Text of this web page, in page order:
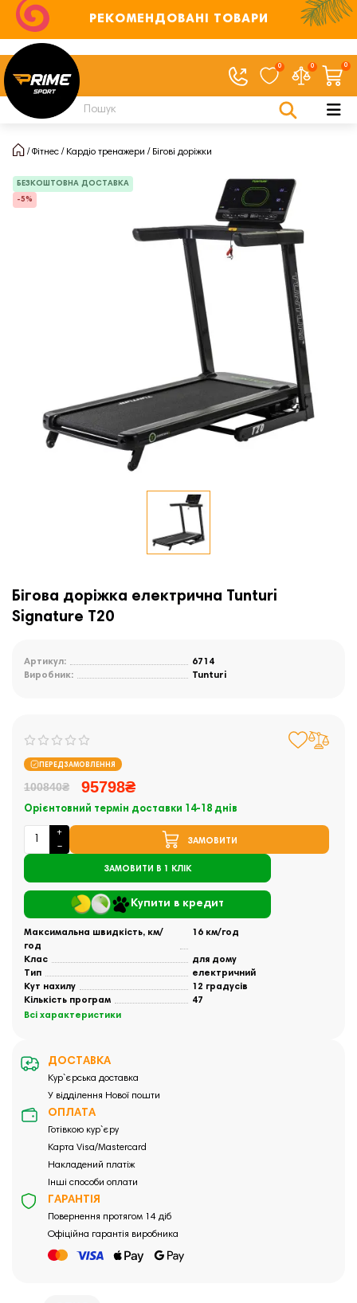
РЕКОМЕНДОВАНІ ТОВАРИ
0 0 0
Фітнес Кардіо тренажери Бігові доріжки
БЕЗКОШТОВНА ДОСТАВКА
-5%
Бігова доріжка електрична Tunturi
Signature T20
Артикул:
6714
Виробник:
Tunturi
ПЕРЕДЗАМОВЛЕННЯ
100840₴ 95798₴
Орієнтовний термін доставки 14-18 днів
ЗАМОВИТИ
ЗАМОВИТИ В 1 КЛІК
Купити в кредит
Максимальна швидкість, км/
год
16 км/год
Клас
для дому
Тип
електричний
Кут нахилу
12 градусів
Кількість програм
47
Всі характеристики
ДОСТАВКА
Кур`єрська доставка
У відділення Нової пошти
ОПЛАТА
Готівкою кур`єру
Карта Visa/Mastercard
Накладений платіж
Інші способи оплати
ГАРАНТІЯ
Повернення протягом 14 діб
Офіційна гарантія виробника